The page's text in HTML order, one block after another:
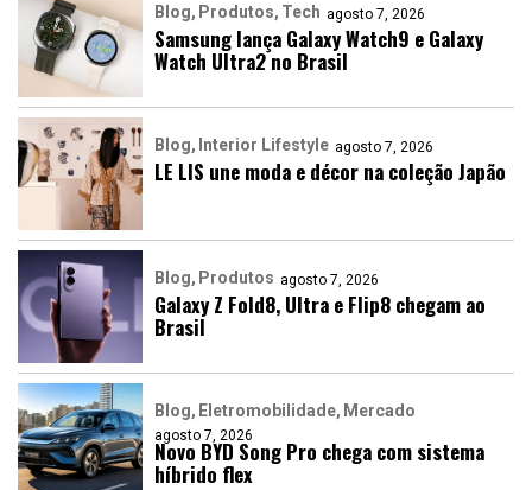
Blog Produtos Tech agosto 7, 2026
Samsung lança Galaxy Watch9 e Galaxy
Watch Ultra2 no Brasil
Blog Interior Lifestyle agosto 7, 2026
LE LIS une moda e décor na coleção Japão
Blog Produtos agosto 7, 2026
Galaxy Z Fold8, Ultra e Flip8 chegam ao
Brasil
Blog Eletromobilidade Mercado
agosto 7, 2026
Novo BYD Song Pro chega com sistema
híbrido flex